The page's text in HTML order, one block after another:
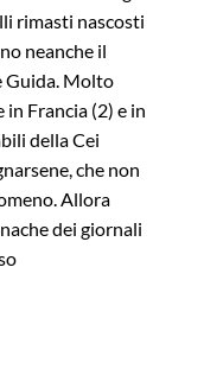
rimasti nascosti
neanche il
Guida. Molto
in Francia (2) e in
della Cei
che non
Allora
dei giornali